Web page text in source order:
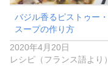
バジル香るピストゥー・
スープの作り方
2020年4月20日
レシピ（フランス語より）